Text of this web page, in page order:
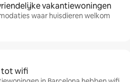
vakantiewoningen
waar huisdieren welkom
tot wifi